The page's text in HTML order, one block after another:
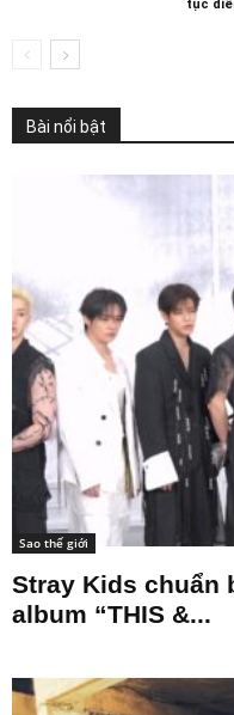
tục
Bài nổi bật
Sao thế giới
Stray Kids chuẩn
album “THIS &...